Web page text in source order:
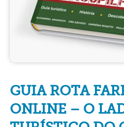
GUIA ROTA
ONLINE – O